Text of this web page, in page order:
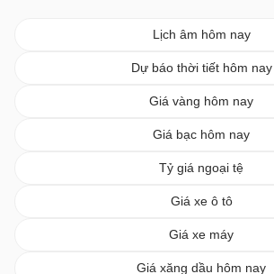
Lịch âm hôm nay
Dự báo thời tiết hôm nay
Giá vàng hôm nay
Giá bạc hôm nay
Tỷ giá ngoại tệ
Giá xe ô tô
Giá xe máy
Giá xăng dầu hôm nay